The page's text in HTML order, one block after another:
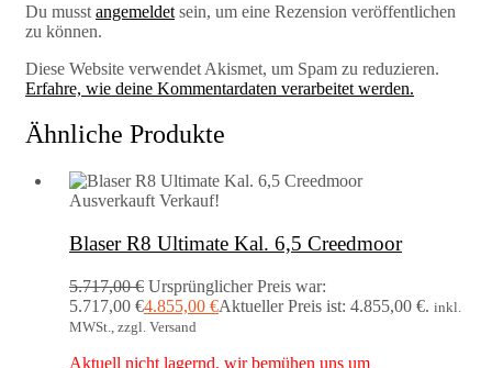
Du musst angemeldet sein, um eine Rezension veröffentlichen
zu können.
Diese Website verwendet Akismet, um Spam zu reduzieren.
Erfahre, wie deine Kommentardaten verarbeitet werden.
Ähnliche Produkte
Ausverkauft Verkauf!
Blaser R8 Ultimate Kal. 6,5 Creedmoor
5.717,00€ Ursprünglicher Preis war:
5.717,00 €4.855,00 €Aktueller Preis ist: 4.855,00 €. inkl.
MWSt., zzgl. Versand
Aktuell nicht lagernd, wir bemühen uns um